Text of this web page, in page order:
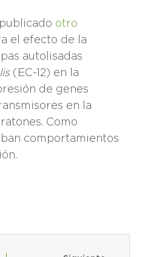
otro
el efecto de la
autolisadas
(EC-12) en la
de genes
en la
Como
comportamientos